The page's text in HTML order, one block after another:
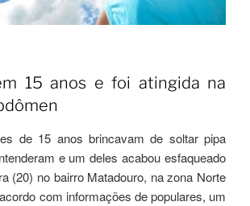
15 anos e foi atingida na
de 15 anos brincavam de soltar pipa
e um deles acabou esfaqueado
(20) no bairro Matadouro, na zona Norte
com informações de populares, um